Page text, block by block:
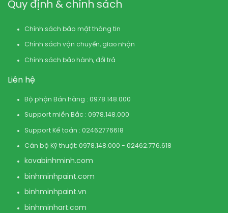
Quy định & chính sách
Chính sách bảo mật thông tin
Chính sách vận chuyển, giao nhận
Chính sách bảo hành, đổi trả
Liên hệ
Bộ phận Bán hàng : 0978.148.000
Support miền Bắc : 0978.148.000
Support Kế toán : 02462776618
Cán bộ Kỹ thuật: 0978.148.000 - 02462.776.618
kovabinhminh.com
binhminhpaint.com
binhminhpaint.vn
binhminhart.com